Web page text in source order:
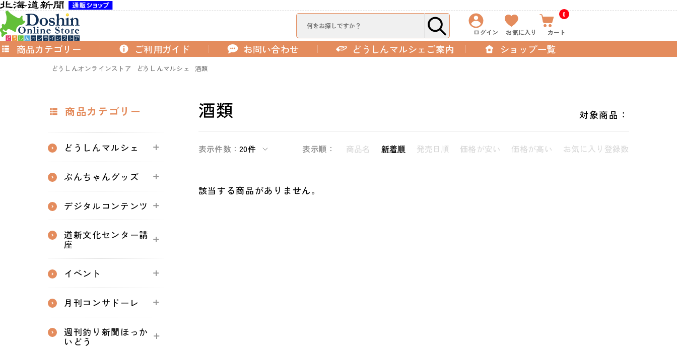
ログイン お気に入り
0
カート
商品カテゴリー ショップ一覧
ご利用ガイド お問い合わせ どうしんマルシェご案内
どうしんオンラインストア どうしんマルシェ 酒類
商品カテゴリー
どうしんマルシェ
ぶんちゃんグッズ
デジタルコンテンツ
道新文化センター講
座
イベント
月刊コンサドーレ
週刊釣り新聞ほっか
いどう
酒類 対象商品：
表示件数：20件 表示順： 商品名 新着順 発売日順 価格が安い 価格が高い お気に入り登録数
該当する商品がありません。